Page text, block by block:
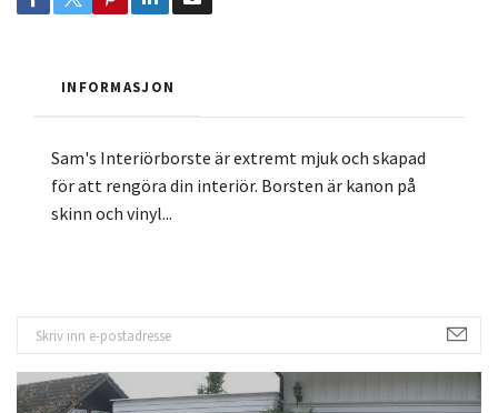
INFORMASJON
Sam's Interiörborste är extremt mjuk och skapad
för att rengöra din interiör. Borsten är kanon på
skinn och vinyl...